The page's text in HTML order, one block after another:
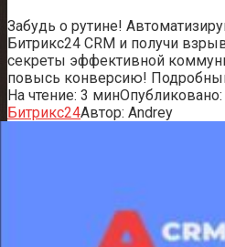
Забудь о рутине!
Битрикс24 CRM и получи
секреты эффективной
повысь конверсию!
На чтение: 3 минОпубликовано:
Битрикс24Автор: Andrey